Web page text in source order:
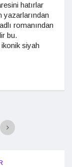
hatırlar
yazarlarından
romanından
bu.
ikonik siyah